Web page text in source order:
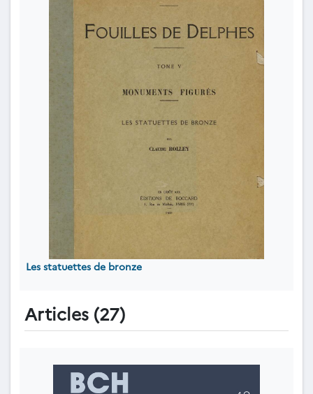
Les statuettes de bronze
Articles (27)